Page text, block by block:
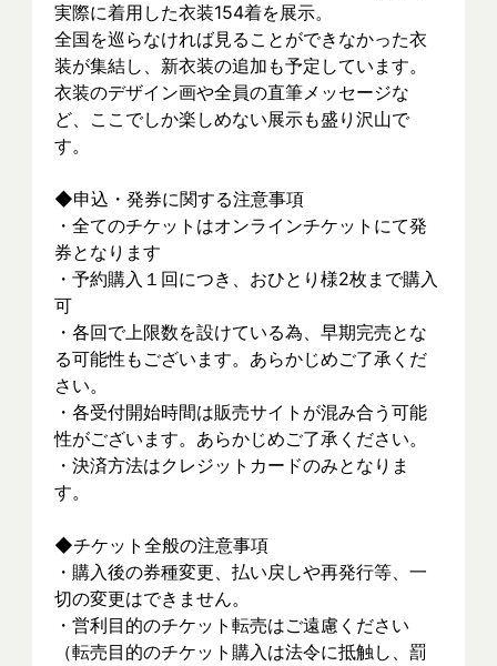
実際に着⽤した衣装154着を展示。
全国を巡らなければ見ることができなかった衣
装が集結し、新⾐装の追加も予定しています。
衣装のデザイン画や全員の直筆メッセージな
ど、ここでしか楽しめない展示も盛り沢山で
す。
◆申込・発券に関する注意事項
・全てのチケットはオンラインチケットにて発
券となります
・予約購入１回につき、おひとり様2枚まで購入
可
・各回で上限数を設けている為、早期完売とな
る可能性もございます。あらかじめご了承くだ
さい。
・各受付開始時間は販売サイトが混み合う可能
性がございます。あらかじめご了承ください。
・決済方法はクレジットカードのみとなりま
す。
◆チケット全般の注意事項
・購入後の券種変更、払い戻しや再発行等、一
切の変更はできません。
・営利目的のチケット転売はご遠慮ください
（転売目的のチケット購入は法令に抵触し、罰